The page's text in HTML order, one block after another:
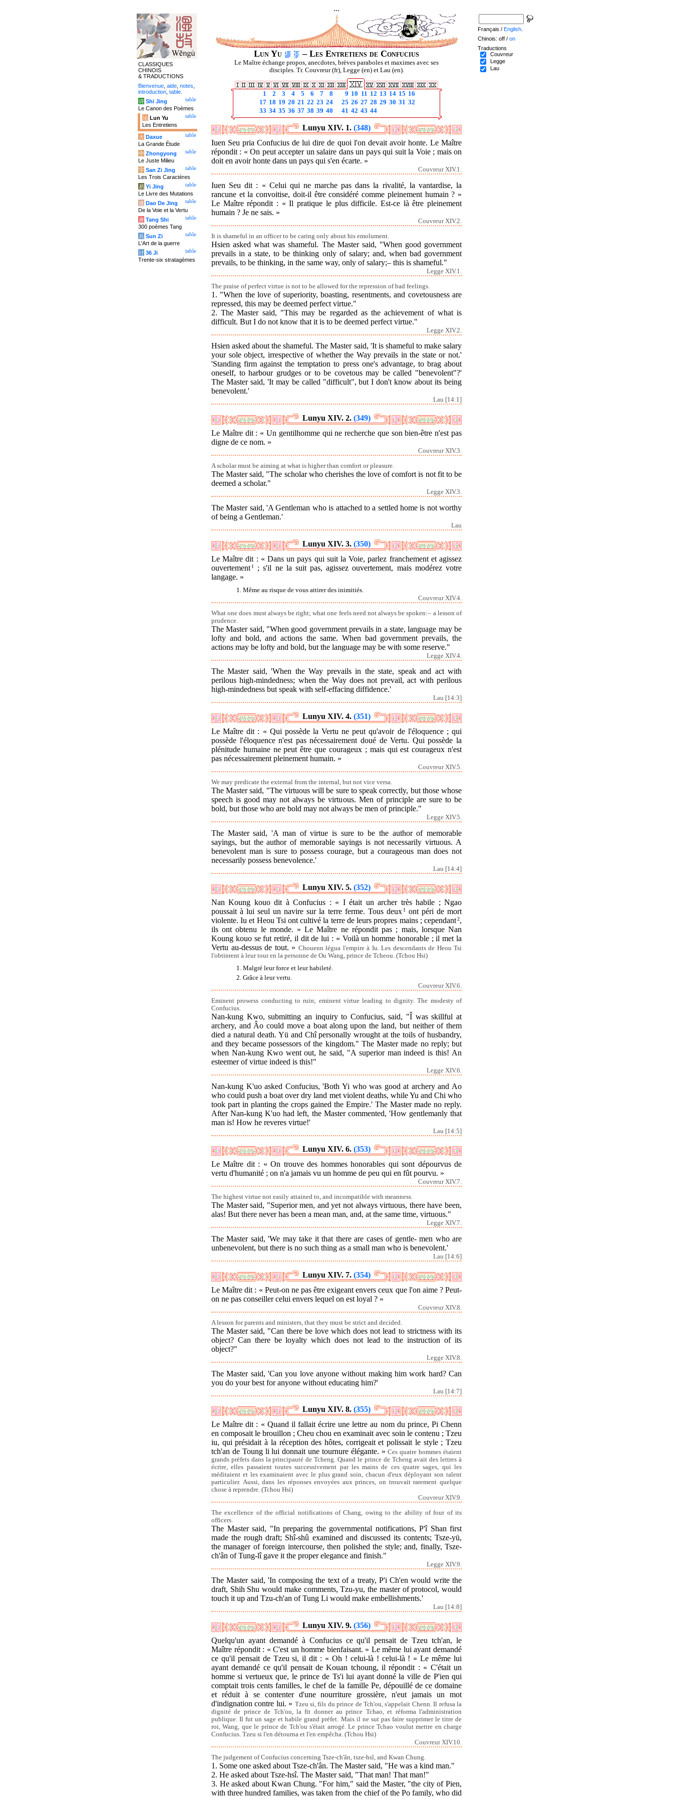
...
Lun Yu – Les Entretiens de Confucius
Le Maître échange propos, anecdotes, brèves paraboles et maximes avec ses
disciples. Tr. Couvreur (fr), Legge (en) et Lau (en).
1 2 3 4 5 6 7 8 9 10 11 12 13 14 15 16
17 18 19 20 21 22 23 24 25 26 27 28 29 30 31 32
33 34 35 36 37 38 39 40 41 42 43 44
Lunyu XIV. 1. (348)
Iuen Seu pria Confucius de lui dire de quoi l'on devait avoir honte. Le Maître
répondit : « On peut accepter un salaire dans un pays qui suit la Voie ; mais on
doit en avoir honte dans un pays qui s'en écarte. »
Couvreur XIV.1.
Iuen Seu dit : « Celui qui ne marche pas dans la rivalité, la vantardise, la
rancune et la convoitise, doit-il être considéré comme pleinement humain ? »
Le Maître répondit : « Il pratique le plus difficile. Est-ce là être pleinement
humain ? Je ne sais. »
Couvreur XIV.2.
It is shameful in an officer to be caring only about his emolument.
Hsien asked what was shameful. The Master said, "When good government
prevails in a state, to be thinking only of salary; and, when bad government
prevails, to be thinking, in the same way, only of salary;– this is shameful."
Legge XIV.1.
The praise of perfect virtue is not to be allowed for the repression of bad feelings.
1. "When the love of superiority, boasting, resentments, and covetousness are
repressed, this may be deemed perfect virtue."
2. The Master said, "This may be regarded as the achievement of what is
difficult. But I do not know that it is to be deemed perfect virtue."
Legge XIV.2.
Hsien asked about the shameful. The Master said, 'It is shameful to make salary
your sole object, irrespective of whether the Way prevails in the state or not.'
'Standing firm against the temptation to press one's advantage, to brag about
oneself, to harbour grudges or to be covetous may be called "benevolent"?'
The Master said, 'It may be called "difficult", but I don't know about its being
benevolent.'
Lau [14:1]
Lunyu XIV. 2. (349)
Le Maître dit : « Un gentilhomme qui ne recherche que son bien-être n'est pas
digne de ce nom. »
Couvreur XIV.3.
A scholar must be aiming at what is higher than comfort or pleasure.
The Master said, "The scholar who cherishes the love of comfort is not fit to be
deemed a scholar."
Legge XIV.3.
The Master said, 'A Gentleman who is attached to a settled home is not worthy
of being a Gentleman.'
Lau
Lunyu XIV. 3. (350)
Le Maître dit : « Dans un pays qui suit la Voie, parlez franchement et agissez
ouvertement 1
; s'il ne la suit pas, agissez ouvertement, mais modérez votre
langage. »
1. Même au risque de vous attirer des inimitiés.
Couvreur XIV.4.
What one does must always be right; what one feels need not always be spoken:– a lesson of
prudence.
The Master said, "When good government prevails in a state, language may be
lofty and bold, and actions the same. When bad government prevails, the
actions may be lofty and bold, but the language may be with some reserve."
Legge XIV.4.
The Master said, 'When the Way prevails in the state, speak and act with
perilous high-mindedness; when the Way does not prevail, act with perilous
high-mindedness but speak with self-effacing diffidence.'
Lau [14:3]
Lunyu XIV. 4. (351)
Le Maître dit : « Qui possède la Vertu ne peut qu'avoir de l'éloquence ; qui
possède l'éloquence n'est pas nécessairement doué de Vertu. Qui possède la
plénitude humaine ne peut être que courageux ; mais qui est courageux n'est
pas nécessairement pleinement humain. »
Couvreur XIV.5.
We may predicate the external from the internal, but not vice versa.
The Master said, "The virtuous will be sure to speak correctly, but those whose
speech is good may not always be virtuous. Men of principle are sure to be
bold, but those who are bold may not always be men of principle."
Legge XIV.5.
The Master said, 'A man of virtue is sure to be the author of memorable
sayings, but the author of memorable sayings is not necessarily virtuous. A
benevolent man is sure to possess courage, but a courageous man does not
necessarily possess benevolence.'
Lau [14:4]
Lunyu XIV. 5. (352)
Nan Koung kouo dit à Confucius : « I était un archer très habile ; Ngao
poussait à lui seul un navire sur la terre ferme. Tous deux 1ont péri de mort
violente. Iu et Heou Tsi ont cultivé la terre de leurs propres mains ; cependant2,
ils ont obtenu le monde. » Le Maître ne répondit pas ; mais, lorsque Nan
Koung kouo se fut retiré, il dit de lui : « Voilà un homme honorable ; il met la
Vertu au-dessus de tout. » Chouenn légua l'empire à Iu. Les descendants de Heou Tsi
l'obtinrent à leur tour en la personne de Ou Wang, prince de Tcheou. (Tchou Hsi)
1. Malgré leur force et leur habileté.
2. Grâce à leur vertu.
Couvreur XIV.6.
Eminent prowess conducting to ruin; eminent virtue leading to dignity. The modesty of
Confucius.
Nan-kung Kwo, submitting an inquiry to Confucius, said, "Î was skillful at
archery, and Âo could move a boat along upon the land, but neither of them
died a natural death. Yü and Chî personally wrought at the toils of husbandry,
and they became possessors of the kingdom." The Master made no reply; but
when Nan-kung Kwo went out, he said, "A superior man indeed is this! An
esteemer of virtue indeed is this!"
Legge XIV.6.
Nan-kung K'uo asked Confucius, 'Both Yi who was good at archery and Ao
who could push a boat over dry land met violent deaths, while Yu and Chi who
took part in planting the crops gained the Empire.' The Master made no reply.
After Nan-kung K'uo had left, the Master commented, 'How gentlemanly that
man is! How he reveres virtue!'
Lau [14:5]
Lunyu XIV. 6. (353)
Le Maître dit : « On trouve des hommes honorables qui sont dépourvus de
vertu d'humanité ; on n'a jamais vu un homme de peu qui en fût pourvu. »
Couvreur XIV.7.
The highest virtue not easily attained to, and incompatible with meanness.
The Master said, "Superior men, and yet not always virtuous, there have been,
alas! But there never has been a mean man, and, at the same time, virtuous."
Legge XIV.7.
The Master said, 'We may take it that there are cases of gentle- men who are
unbenevolent, but there is no such thing as a small man who is benevolent.'
Lau [14:6]
Lunyu XIV. 7. (354)
Le Maître dit : « Peut-on ne pas être exigeant envers ceux que l'on aime ? Peut-
on ne pas conseiller celui envers lequel on est loyal ? »
Couvreur XIV.8.
A lesson for parents and ministers, that they must be strict and decided.
The Master said, "Can there be love which does not lead to strictness with its
object? Can there be loyalty which does not lead to the instruction of its
object?"
Legge XIV.8.
The Master said, 'Can you love anyone without making him work hard? Can
you do your best for anyone without educating him?'
Lau [14:7]
Lunyu XIV. 8. (355)
Le Maître dit : « Quand il fallait écrire une lettre au nom du prince, Pi Chenn
en composait le brouillon ; Cheu chou en examinait avec soin le contenu ; Tzeu
iu, qui présidait à la réception des hôtes, corrigeait et polissait le style ; Tzeu
tch'an de Toung li lui donnait une tournure élégante. »Ces quatre hommes étaient
grands préfets dans la principauté de Tcheng. Quand le prince de Tcheng avait des lettres à
écrire, elles passaient toutes successivement par les mains de ces quatre sages, qui les
méditaient et les examinaient avec le plus grand soin, chacun d'eux déployant son talent
particulier. Aussi, dans les réponses envoyées aux princes, on trouvait rarement quelque
chose à reprendre. (Tchou Hsi)
Couvreur XIV.9.
The excellence of the official notifications of Chang, owing to the ability of four of its
officers.
The Master said, "In preparing the governmental notifications, P'î Shan first
made the rough draft; Shî-shû examined and discussed its contents; Tsze-yü,
the manager of foreign intercourse, then polished the style; and, finally, Tsze-
ch'ân of Tung-lî gave it the proper elegance and finish."
Legge XIV.9.
The Master said, 'In composing the text of a treaty, P'i Ch'en would write the
draft, Shih Shu would make comments, Tzu-yu, the master of protocol, would
touch it up and Tzu-ch'an of Tung Li would make embellishments.'
Lau [14:8]
Lunyu XIV. 9. (356)
Quelqu'un ayant demandé à Confucius ce qu'il pensait de Tzeu tch'an, le
Maître répondit : « C'est un homme bienfaisant. » Le même lui ayant demandé
ce qu'il pensait de Tzeu si, il dit : « Oh ! celui-là ! celui-là ! » Le même lui
ayant demandé ce qu'il pensait de Kouan tchoung, il répondit : « C'était un
homme si vertueux que, le prince de Ts'i lui ayant donné la ville de P'ien qui
comptait trois cents familles, le chef de la famille Pe, dépouillé de ce domaine
et réduit à se contenter d'une nourriture grossière, n'eut jamais un mot
d'indignation contre lui. » Tzeu si, fils du prince de Tch'ou, s'appelait Chenn. Il refusa la
dignité de prince de Tch'ou, la fit donner au prince Tchao, et réforma l'administration
publique. Il fut un sage et habile grand préfet. Mais il ne sut pas faire supprimer le titre de
roi, Wang, que le prince de Tch'ou s'était arrogé. Le prince Tchao voulut mettre en charge
Confucius. Tzeu si l'en détourna et l'en empêcha. (Tchou Hsi)
Couvreur XIV.10.
The judgement of Confucius concerning Tsze-ch'ân, tsze-hsî, and Kwan Chung.
1. Some one asked about Tsze-ch'ân. The Master said, "He was a kind man."
2. He asked about Tsze-hsî. The Master said, "That man! That man!"
3. He asked about Kwan Chung. "For him," said the Master, "the city of Pien,
with three hundred families, was taken from the chief of the Po family, who did
CLASSIQUES
CHINOIS
& TRADUCTIONS
Bienvenue aide notes
introduction table
table
诗 Shi Jing
Le Canon des Poèmes
table
论 Lun Yu
Les Entretiens
table
大 Daxue
La Grande Étude
table
中 Zhongyong
Le Juste Milieu
table
字 San Zi Jing
Les Trois Caractères
table
易 Yi Jing
Le Livre des Mutations
table
道 Dao De Jing
De la Voie et la Vertu
table
唐 Tang Shi
300 poèmes Tang
table
兵 Sun Zi
L'Art de la guerre
table
计 36 Ji
Trente-six stratagèmes
Français / English
Chinois: off / on
Traductions
Couvreur
Legge
Lau